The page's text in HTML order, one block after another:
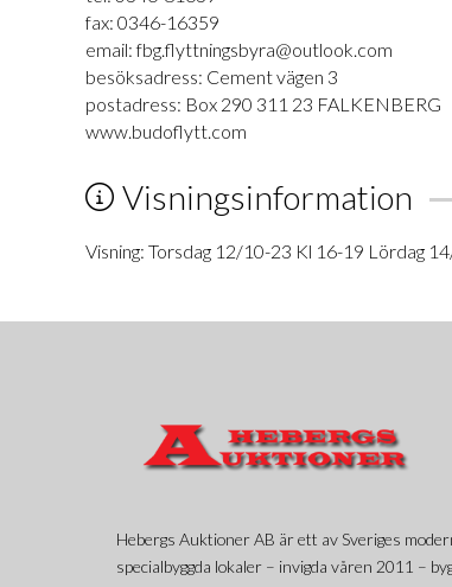
fax: 0346-16359
email: fbg.flyttningsbyra@outlook.com
besöksadress: Cement vägen 3
postadress: Box 290 311 23 FALKENBERG
www.budoflytt.com
Visningsinformation
Visning: Torsdag 12/10-23 Kl 16-19 Lördag
Hebergs Auktioner AB är ett av Sveriges
specialbyggda lokaler – invigda våren 2011 –